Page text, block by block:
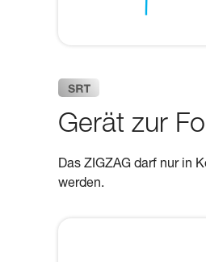
Gerät zur
Das ZIGZAG darf nur in
werden.